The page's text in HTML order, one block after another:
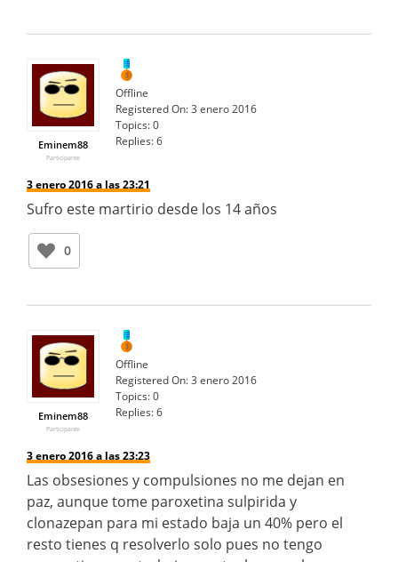
Eminem88
Participante
Offline
Registered On:3 enero 2016
Topics:0
Replies:6
3 enero 2016 a las 23:21
Sufro este martirio desde los 14 años
0
Eminem88
Participante
Offline
Registered On:3 enero 2016
Topics:0
Replies:6
3 enero 2016 a las 23:23
Las obsesiones y compulsiones no me dejan en
paz, aunque tome paroxetina sulpirida y
clonazepan para mi estado baja un 40% pero el
resto tienes q resolverlo solo pues no tengo